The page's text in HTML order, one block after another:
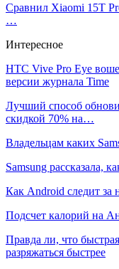
Сравнил Xiaomi 15T
…
Интересное
HTC Vive Pro Eye
версии журнала Time
Лучший способ
скидкой 70% на…
Владельцам каких
Samsung рассказала,
Как Android следит за
Подсчет калорий на
Правда ли, что
разряжаться быстрее